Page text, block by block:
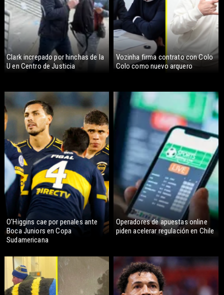
Clark increpado por hinchas de la
U en Centro de Justicia
Vozinha firma contrato con Colo
Colo como nuevo arquero
O'Higgins cae por penales ante
Boca Juniors en Copa
Sudamericana
Operadores de apuestas online
piden acelerar regulación en Chile